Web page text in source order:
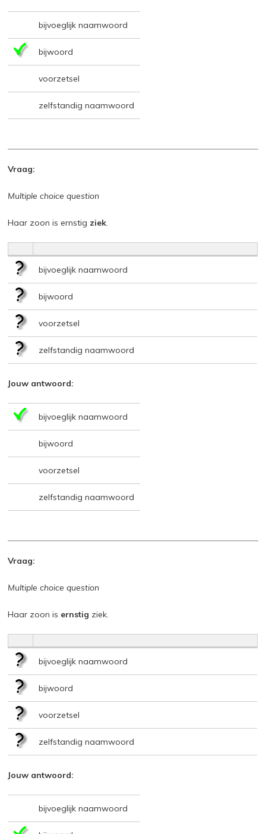
bijvoeglijk naamwoord
bijwoord
voorzetsel
zelfstandig naamwoord
Vraag:
Multiple choice question
Haar zoon is ernstig ziek.
bijvoeglijk naamwoord
bijwoord
voorzetsel
zelfstandig naamwoord
Jouw antwoord:
bijvoeglijk naamwoord
bijwoord
voorzetsel
zelfstandig naamwoord
Vraag:
Multiple choice question
Haar zoon is ernstig ziek.
bijvoeglijk naamwoord
bijwoord
voorzetsel
zelfstandig naamwoord
Jouw antwoord:
bijvoeglijk naamwoord